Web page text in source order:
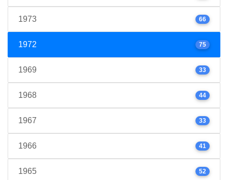
1973 66
1972 75
1969 33
1968 44
1967 33
1966 41
1965 52